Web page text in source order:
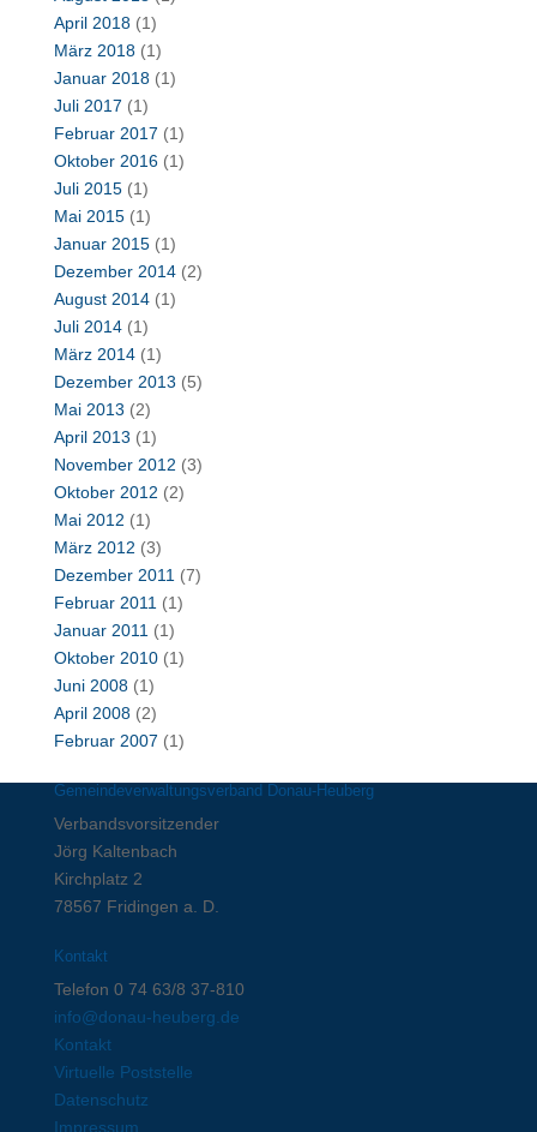
April 2018(1)
März 2018(1)
Januar 2018(1)
Juli 2017 (1)
Februar 2017 (1)
Oktober 2016(1)
Juli 2015(1)
Mai 2015(1)
Januar 2015(1)
Dezember 2014(2)
August 2014(1)
Juli 2014(1)
März 2014(1)
Dezember 2013 (5)
Mai 2013 (2)
April 2013 (1)
November 2012 (3)
Oktober 2012 (2)
Mai 2012 (1)
März 2012 (3)
Dezember 2011 (7)
Februar 2011 (1)
Januar 2011 (1)
Oktober 2010(1)
Juni 2008(1)
April 2008(2)
Februar 2007 (1)
Gemeindeverwaltungsverband Donau-Heuberg
Verbandsvorsitzender
Jörg Kaltenbach
Kirchplatz 2
78567 Fridingen a. D.
Kontakt
Telefon 0 74 63/8 37-810
info@donau-heuberg.de
Kontakt
Virtuelle Poststelle
Datenschutz
Impressum